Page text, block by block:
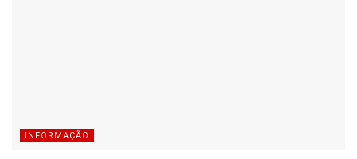
INFORMAÇÃO